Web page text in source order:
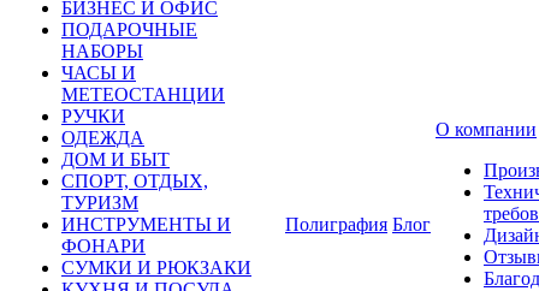
БИЗНЕС И ОФИС
ПОДАРОЧНЫЕ
НАБОРЫ
ЧАСЫ И
МЕТЕОСТАНЦИИ
РУЧКИ
ОДЕЖДА
ДОМ И БЫТ
СПОРТ, ОТДЫХ,
ТУРИЗМ
ИНСТРУМЕНТЫ И
ФОНАРИ
СУМКИ И РЮКЗАКИ
Полиграфия Блог
О компании